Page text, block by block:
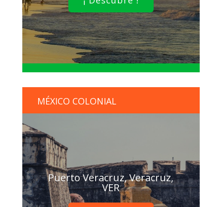
MÉXICO COLONIAL
Puerto Veracruz, Veracruz,
VER